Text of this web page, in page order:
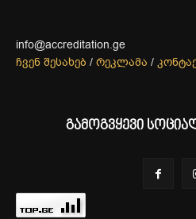
info@accreditation.ge
ჩვენ შესახებ / რეკლამა /
გამოგვყევი